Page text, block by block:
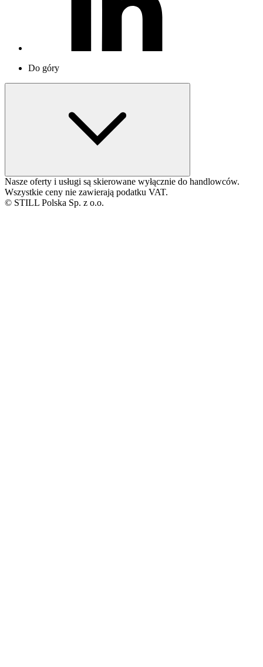
Do góry
Nasze oferty i usługi są skierowane wyłącznie do handlowców.
Wszystkie ceny nie zawierają podatku VAT.
© STILL Polska Sp. z o.o.